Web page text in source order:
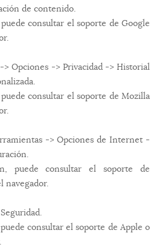
de contenido.
consultar el soporte de Google
Opciones -> Privacidad -> Historial
consultar el soporte de Mozilla
-> Opciones de Internet -
puede consultar el soporte de
navegador.
consultar el soporte de Apple o